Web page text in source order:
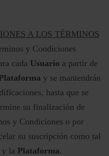
A LOS TÉRMINOS
y Condiciones
cada Usuario a partir de
y se mantendrán
hasta que se
su finalización de
y Condiciones o por
su suscripción como tal
y la Plataforma.